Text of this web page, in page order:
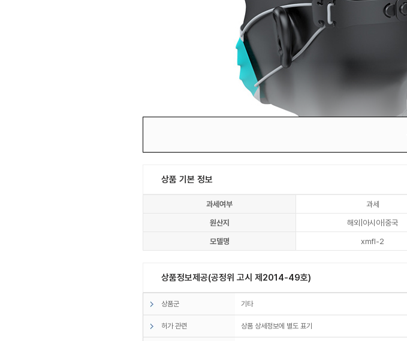
상품 기본 정보
과세여부 과세
원산지
해외|아시아|중국
모델명
xmfl-2
상품정보제공(공정위 고시 제2014-49호)
상품군 기타
허가 관련 상품 상세정보에 별도 표기